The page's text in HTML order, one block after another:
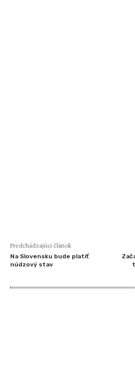
Predchádzajúci článok
Na Slovensku bude platiť
núdzový stav